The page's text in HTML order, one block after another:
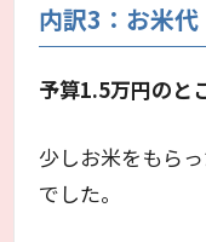
内訳3：お米代
予算1.5万円のと
少しお米をもら
でした。